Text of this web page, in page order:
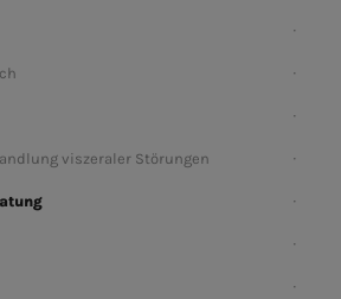
viszeraler Störungen